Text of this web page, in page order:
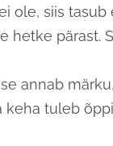
ole, siis
hetke pärast.
annab
keha tuleb